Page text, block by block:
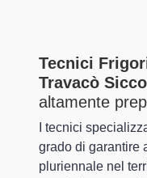
Tecnici
Travacò
altamente
I tecnici
grado di garantire
pluriennale nel